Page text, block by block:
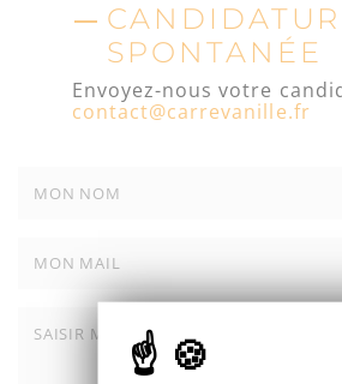
SPONTANÉE
Envoyez-nous votre
contact@carrevanille.fr